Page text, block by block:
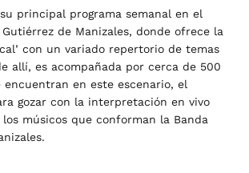
principal programa semanal en el
de Manizales, donde ofrece la
con un variado repertorio de temas
allí, es acompañada por cerca de 500
encuentran en este escenario, el
gozar con la interpretación en vivo
músicos que conforman la Banda